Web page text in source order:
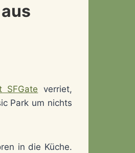
SFGate verriet,
Park um nichts
in die Küche.